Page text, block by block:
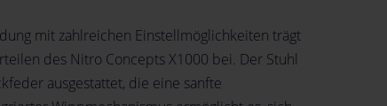
mit zahlreichen Einstellmöglichkeiten trägt
des Nitro Concepts X1000 bei. Der Stuhl
ausgestattet, die eine sanfte